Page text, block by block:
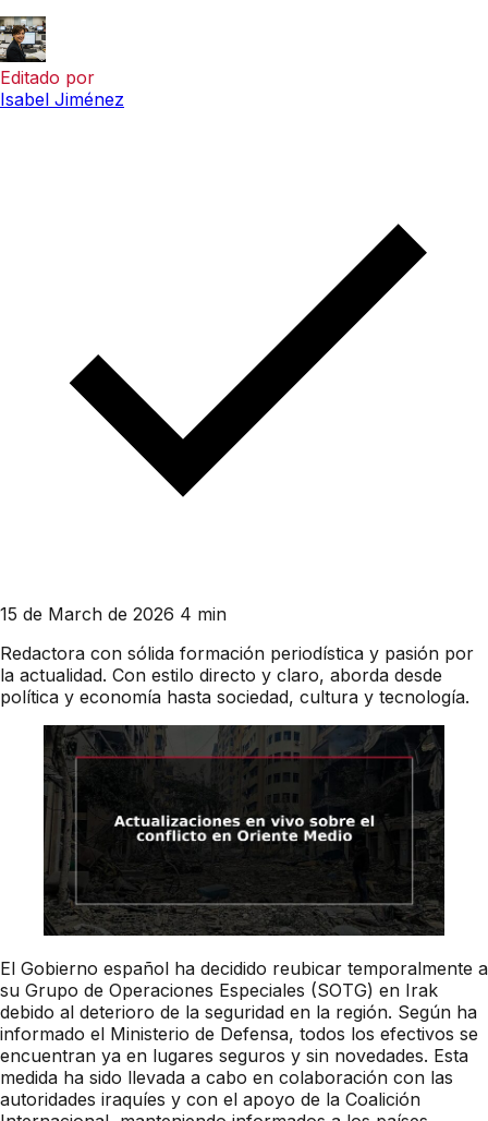
Editado por
Isabel Jiménez
15 de March de 2026 4 min
Redactora con sólida formación periodística y pasión por
la actualidad. Con estilo directo y claro, aborda desde
política y economía hasta sociedad, cultura y tecnología.
El Gobierno español ha decidido reubicar temporalmente a
su Grupo de Operaciones Especiales (SOTG) en Irak
debido al deterioro de la seguridad en la región. Según ha
informado el Ministerio de Defensa, todos los efectivos se
encuentran ya en lugares seguros y sin novedades. Esta
medida ha sido llevada a cabo en colaboración con las
autoridades iraquíes y con el apoyo de la Coalición